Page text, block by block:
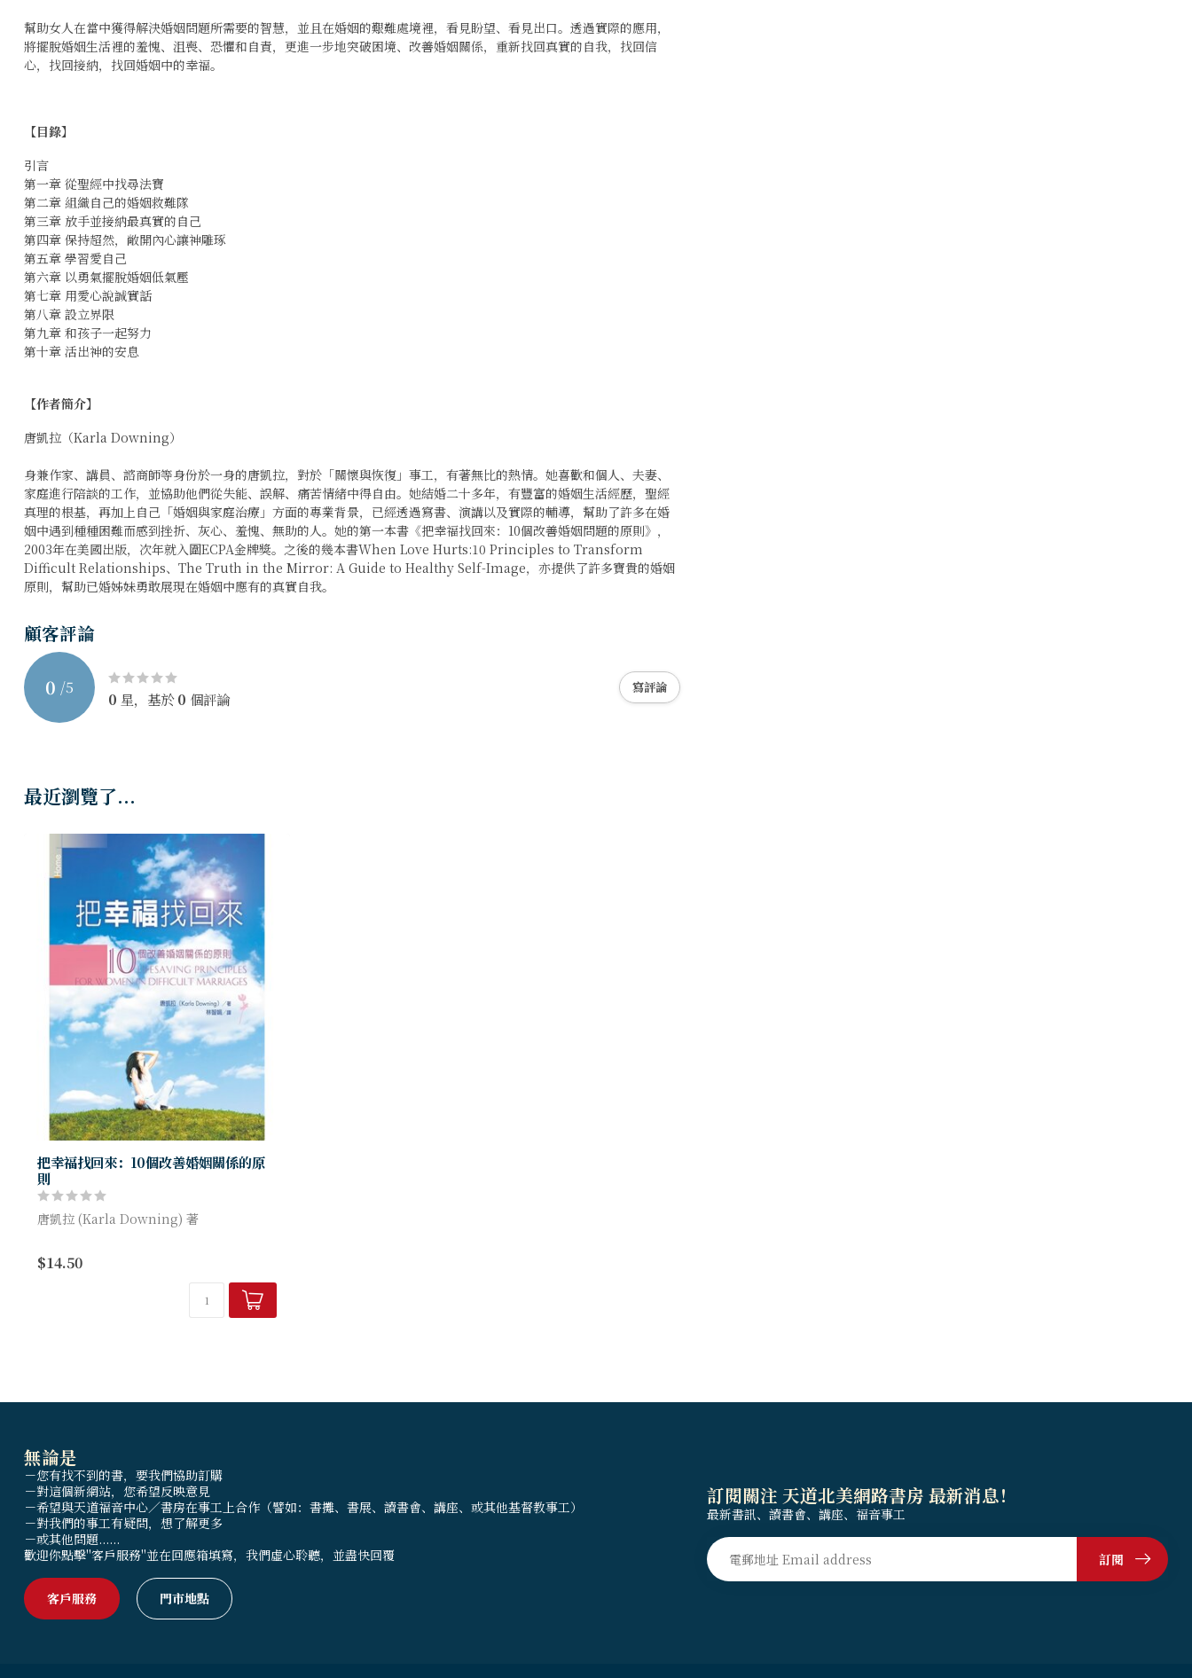
幫助女人在當中獲得解決婚姻問題所需要的智慧，並且在婚姻的艱難處境裡，看見盼望、看見出口。透過實際的應用，
將擺脫婚姻生活裡的羞愧、沮喪、恐懼和自責，更進一步地突破困境、改善婚姻關係，重新找回真實的自我，找回信
心，找回接納，找回婚姻中的幸福。
【目錄】
引言
第一章 從聖經中找尋法寶
第二章 組織自己的婚姻救難隊
第三章 放手並接納最真實的自己
第四章 保持超然，敞開內心讓神雕琢
第五章 學習愛自己
第六章 以勇氣擺脫婚姻低氣壓
第七章 用愛心說誠實話
第八章 設立界限
第九章 和孩子一起努力
第十章 活出神的安息
【作者簡介】
唐凱拉（Karla Downing）
身兼作家、講員、諮商師等身份於一身的唐凱拉，對於「關懷與恢復」事工，有著無比的熱情。她喜歡和個人、夫妻、
家庭進行陪談的工作，並協助他們從失能、誤解、痛苦情緒中得自由。她結婚二十多年，有豐富的婚姻生活經歷，聖經
真理的根基，再加上自己「婚姻與家庭治療」方面的專業背景，已經透過寫書、演講以及實際的輔導，幫助了許多在婚
姻中遇到種種困難而感到挫折、灰心、羞愧、無助的人。她的第一本書《把幸福找回來：10個改善婚姻問題的原則》，
2003年在美國出版，次年就入圍ECPA金牌獎。之後的幾本書When Love Hurts:10 Principles to Transform
Difficult Relationships、The Truth in the Mirror: A Guide to Healthy Self-Image，亦提供了許多寶貴的婚姻
原則，幫助已婚姊妹勇敢展現在婚姻中應有的真實自我。
顧客評論
0 /5
0 星，基於0 個評論
寫評論
最近瀏覽了...
把幸福找回來：10個改善婚姻關係的原
則
唐凱拉 (Karla Downing) 著
婦女，提供一些訊息、看法、原則和觀念，
希望幫助姊妹們在婚姻中的艱難處境...
$14.50
無論是
－您有找不到的書，要我們協助訂購
－對這個新網站，您希望反映意見
－希望與天道福音中心／書房在事工上合作（譬如：書攤、書展、讀書會、講座、或其他基督教事工）
－對我們的事工有疑問，想了解更多
－或其他問題......
歡迎你點擊"客戶服務"並在回應箱填寫，我們虛心聆聽，並盡快回覆
客戶服務 門市地點
訂閱關注 天道北美網路書房 最新消息！
最新書訊、讀書會、講座、福音事工
訂閱